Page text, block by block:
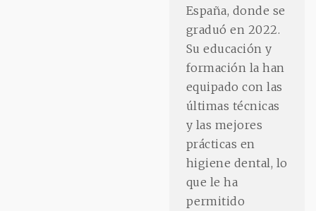
España, donde se
graduó en 2022.
Su educación y
formación la han
equipado con las
últimas técnicas
y las mejores
prácticas en
higiene dental, lo
que le ha
permitido